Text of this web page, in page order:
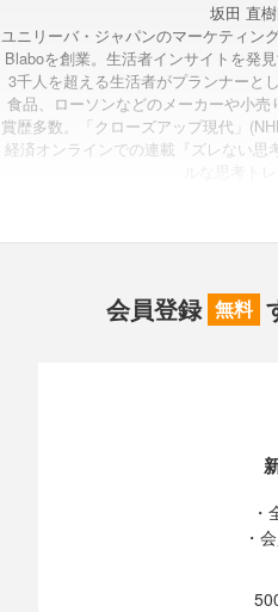
坂田 直
ユニリーバ・ジャパンのマーケティン
Blaboを創業。生活者インサイトを発
3千人を超える生活者がプランナーと
食品、ローソンなどのメーカーや小
賞歴多数。「クローズアップ現代」
経済オンラインでの連載『ズレない
会員登録 無料
・